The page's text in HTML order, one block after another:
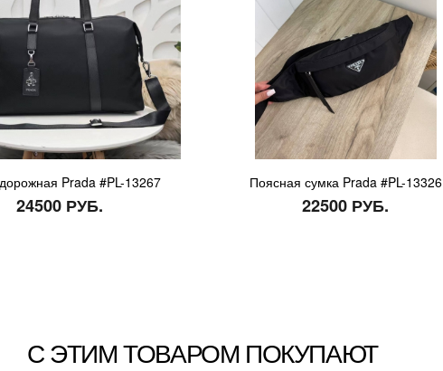
Prada #PL-13267
24500 РУБ.
Поясная сумка Prada #PL-13326
22500 РУБ.
С ЭТИМ ТОВАРОМ ПОКУПАЮТ